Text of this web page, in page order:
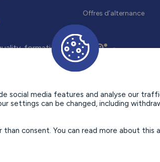
formation.fr
Offres d’alternance
social media features and analyse our
settings can be changed, including
consent. You can read more about this